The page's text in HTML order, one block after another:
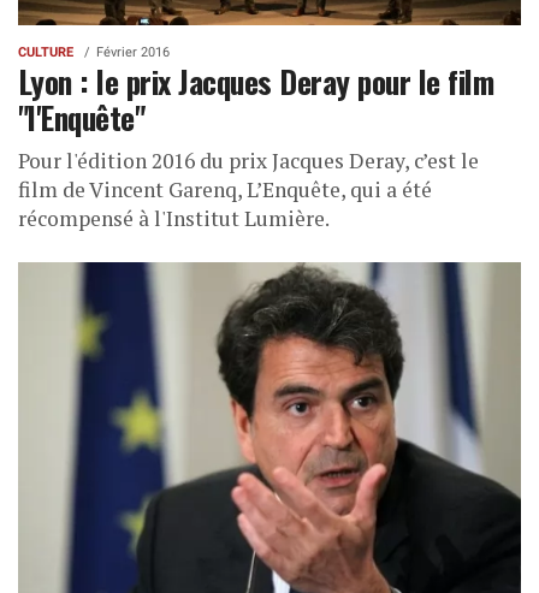
CULTURE Février 2016
Lyon : le prix Jacques Deray pour le film
"l'Enquête"
Pour l'édition 2016 du prix Jacques Deray, c’est le
film de Vincent Garenq, L’Enquête, qui a été
récompensé à l'Institut Lumière.